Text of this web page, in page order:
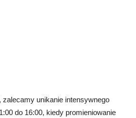
zalecamy unikanie intensywnego
do 16:00, kiedy promieniowanie